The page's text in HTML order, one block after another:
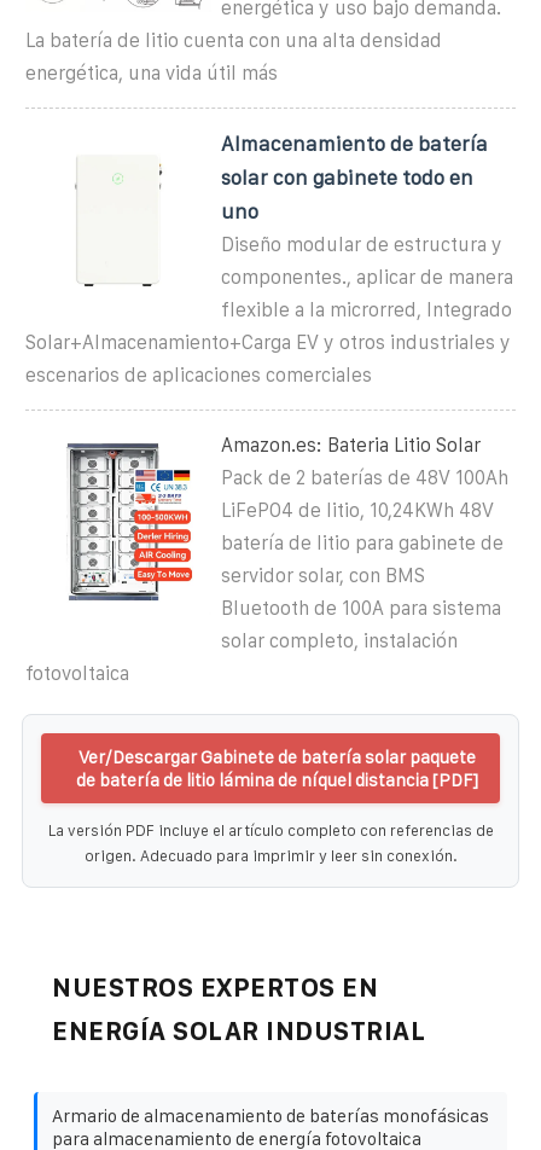
energética y uso bajo demanda.
La batería de litio cuenta con una alta densidad
energética, una vida útil más
Almacenamiento de batería
solar con gabinete todo en
uno
Diseño modular de estructura y
componentes., aplicar de manera
flexible a la microrred, Integrado
Solar+Almacenamiento+Carga EV y otros industriales y
escenarios de aplicaciones comerciales
Amazon.es: Bateria Litio Solar
Pack de 2 baterías de 48V 100Ah
LiFePO4 de litio, 10,24KWh 48V
batería de litio para gabinete de
servidor solar, con BMS
Bluetooth de 100A para sistema
solar completo, instalación
fotovoltaica
Ver/Descargar Gabinete de batería solar paquete
de batería de litio lámina de níquel distancia [PDF]
La versión PDF incluye el artículo completo con referencias de
origen. Adecuado para imprimir y leer sin conexión.
NUESTROS EXPERTOS EN
ENERGÍA SOLAR INDUSTRIAL
Armario de almacenamiento de baterías monofásicas
para almacenamiento de energía fotovoltaica